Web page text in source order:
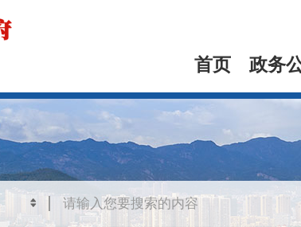
首页 政务